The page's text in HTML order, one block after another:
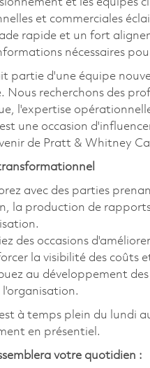
et les équipes
et commerciales
rapide et un fort
nécessaires
partie d'une équipe
Nous recherchons des
l'expertise
une occasion
de Pratt & Whitney
avec des parties
la production de
des occasions
la visibilité des coûts
au développement
l'organisation.
à temps plein du lundi
en présentiel.
votre quotidien :